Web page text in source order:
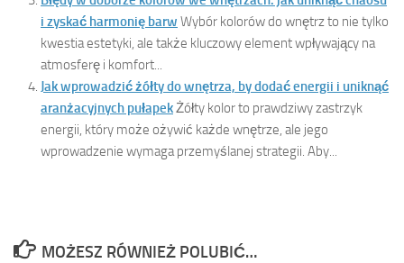
i zyskać harmonię barw Wybór kolorów do wnętrz to nie tylko
kwestia estetyki, ale także kluczowy element wpływający na
atmosferę i komfort...
Jak wprowadzić żółty do wnętrza, by dodać energii i uniknąć
aranżacyjnych pułapekŻółty kolor to prawdziwy zastrzyk
energii, który może ożywić każde wnętrze, ale jego
wprowadzenie wymaga przemyślanej strategii. Aby...
MOŻESZ RÓWNIEŻ POLUBIĆ…